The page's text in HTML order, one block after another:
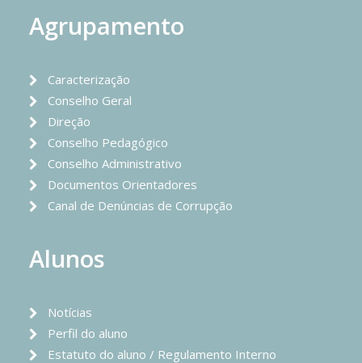
Agrupamento
Caracterização
Conselho Geral
Direção
Conselho Pedagógico
Conselho Administrativo
Documentos Orientadores
Canal de Denúncias de Corrupção
Alunos
Notícias
Perfil do aluno
Estatuto do aluno / Regulamento Interno